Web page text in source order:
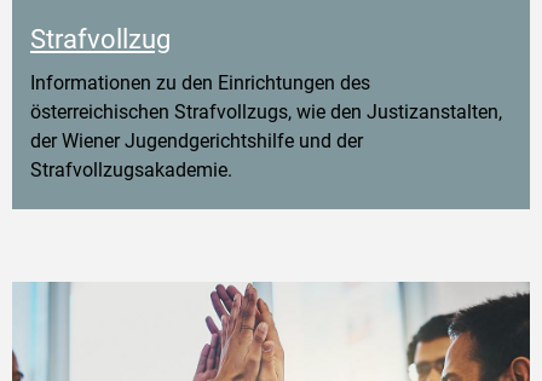
Strafvollzug
Informationen zu den Einrichtungen des
österreichischen Strafvollzugs, wie den Justizanstalten,
der Wiener Jugendgerichtshilfe und der
Strafvollzugsakademie.